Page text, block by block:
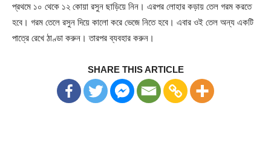
প্রথমে ১০ থেকে ১২ কোয়া রসুন ছাড়িয়ে নিন। এরপর লোহার কড়ায় তেল গরম করতে
হবে। গরম তেলে রসুন দিয়ে কালো করে ভেজে নিতে হবে। এবার ওই তেল অন্য একটি
পাত্রে রেখে ঠাণ্ডা করুন। তারপর ব্যবহার করুন।
SHARE THIS ARTICLE